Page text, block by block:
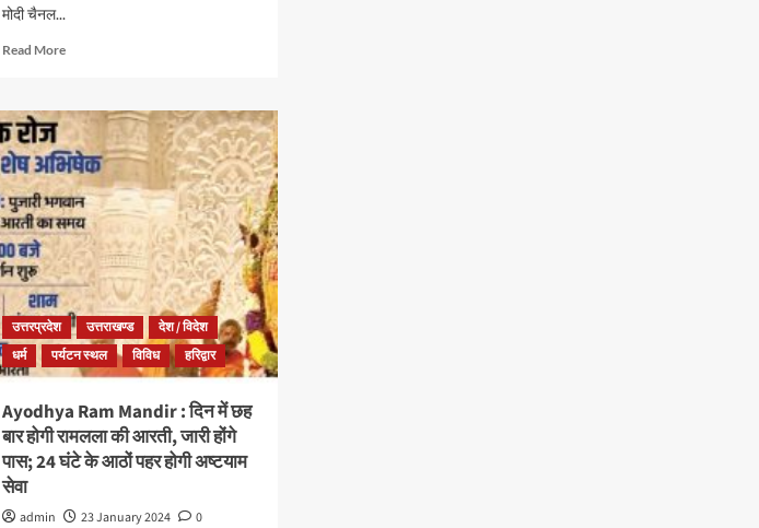
मोदी चैनल...
Read More
उत्तरप्रदेश उत्तराखण्ड
देश / विदेश
धर्म
पर्यटन स्थल विविध हरिद्वार
Ayodhya Ram Mandir : दिन में छह
बार होगी रामलला की आरती, जारी होंगे
पास; 24 घंटे के आठों पहर होगी अष्टयाम
सेवा
admin 23 January 2024
0